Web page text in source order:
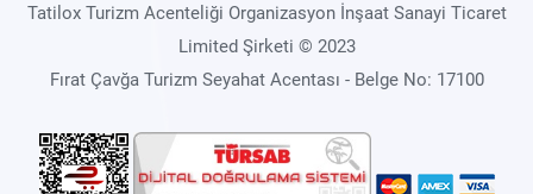
Tatilox Turizm Acenteliği Organizasyon İnşaat Sanayi Ticaret
Limited Şirketi © 2023
Fırat Çavğa Turizm Seyahat Acentası - Belge No: 17100